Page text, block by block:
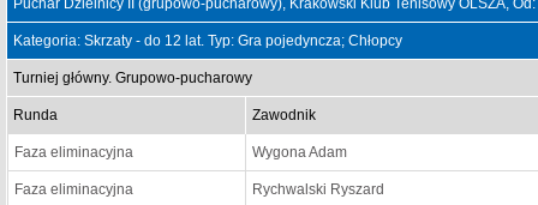
Puchar Dzielnicy II (grupowo-pucharowy), Krakowski Klub Tenisowy OLSZA,
Kategoria: Skrzaty - do 12 lat. Typ: Gra pojedyncza; Chłopcy
Turniej główny. Grupowo-pucharowy
Runda Zawodnik
Faza eliminacyjna Wygona Adam
Faza eliminacyjna Rychwalski Ryszard